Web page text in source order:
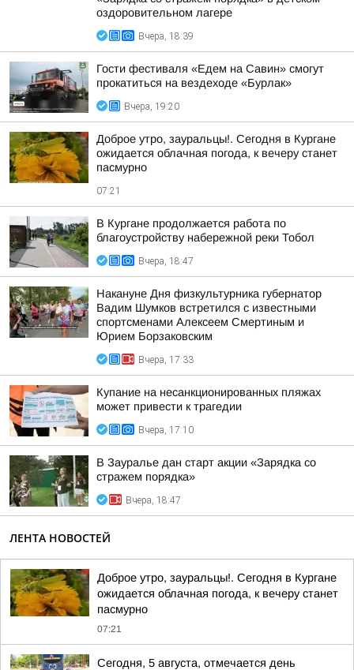
оздоровительном лагере
Вчера, 18:39
Гости фестиваля «Едем на Савин» смогут
прокатиться на вездеходе «Бурлак»
Вчера, 19:20
Доброе утро, зауральцы!. Сегодня в Кургане
ожидается облачная погода, к вечеру станет
пасмурно
07:21
В Кургане продолжается работа по
благоустройству набережной реки Тобол
Вчера, 18:47
Накануне Дня физкультурника губернатор
Вадим Шумков встретился с известными
спортсменами Алексеем Смертиным и
Юрием Борзаковским
Вчера, 17:33
Купание на несанкционированных пляжах
может привести к трагедии
Вчера, 17:10
В Зауралье дан старт акции «Зарядка со
стражем порядка»
Вчера, 18:47
ЛЕНТА НОВОСТЕЙ
Доброе утро, зауральцы!. Сегодня в Кургане
ожидается облачная погода, к вечеру станет
пасмурно
07:21
Сегодня, 5 августа, отмечается день